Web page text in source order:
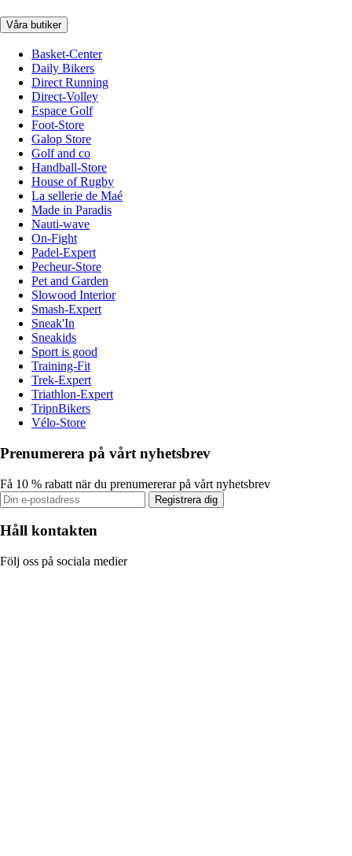
Våra butiker
Basket-Center
Daily Bikers
Direct Running
Direct-Volley
Espace Golf
Foot-Store
Galop Store
Golf and co
Handball-Store
House of Rugby
La sellerie de Maé
Made in Paradis
Nauti-wave
On-Fight
Padel-Expert
Pecheur-Store
Pet and Garden
Slowood Interior
Smash-Expert
Sneak'In
Sneakids
Sport is good
Training-Fit
Trek-Expert
Triathlon-Expert
TripnBikers
Vélo-Store
Prenumerera på vårt nyhetsbrev
Få 10 % rabatt när du prenumererar på vårt nyhetsbrev
Registrera dig
Håll kontakten
Följ oss på sociala medier